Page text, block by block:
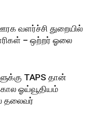
வளர்ச்சி துறையில்
– ஒற்றர் ஓலை
TAPS தான்
ஓய்வூதியம்
தலைவர்